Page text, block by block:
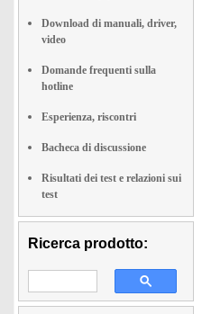
Download di manuali, driver,
video
Domande frequenti sulla
hotline
Esperienza, riscontri
Bacheca di discussione
Risultati dei test e relazioni sui
test
Ricerca prodotto: